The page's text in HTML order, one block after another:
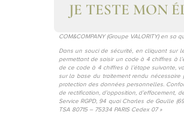
JE TESTE MON
COM&COMPANY (Groupe VALORITY) en
Dans un souci de sécurité, en cliquant sur
permettant de saisir un code à 4 chiffres à
de ce code à 4 chiffres à l’étape suivante,
sur la base du traitement rendu
protection des données personnelles.
de rectification, d’opposition,
Service RGPD, 94 quai Charles de Gaulle
TSA 80715 – 75334 PARIS Cedex 07 »